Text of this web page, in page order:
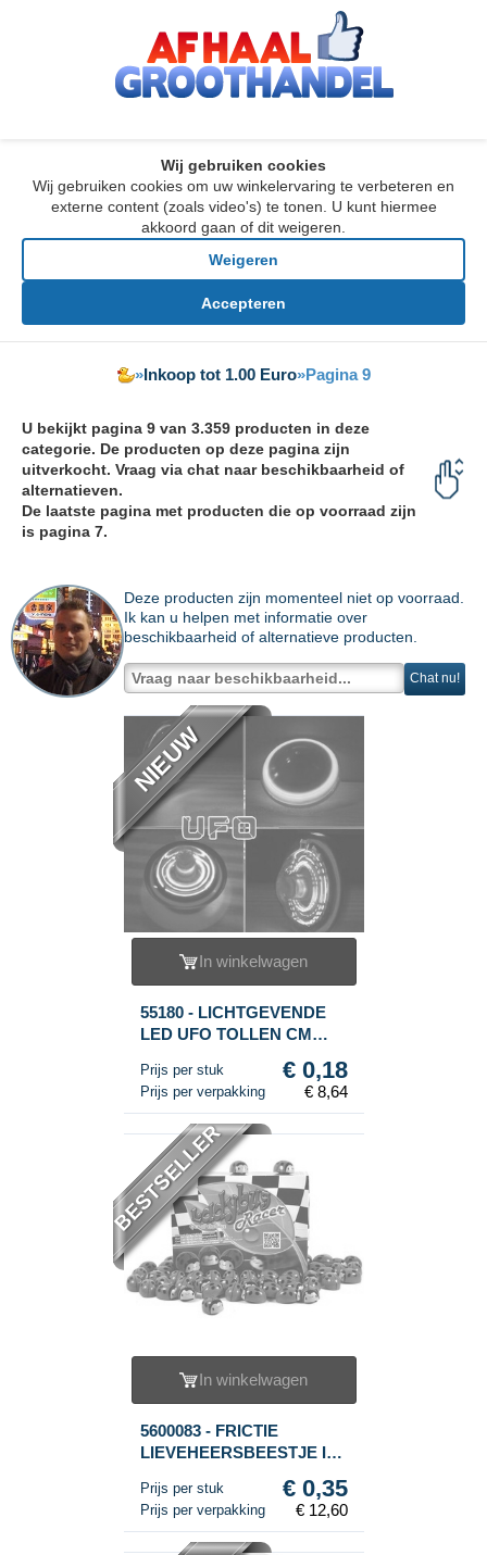
Wij gebruiken cookies
Wij gebruiken cookies om uw winkelervaring te verbeteren en
externe content (zoals video's) te tonen. U kunt hiermee
akkoord gaan of dit weigeren.
Weigeren
Accepteren
»Inkoop tot 1.00 Euro»Pagina 9
U bekijkt pagina 9 van 3.359 producten in deze
categorie. De producten op deze pagina zijn
uitverkocht. Vraag via chat naar beschikbaarheid of
alternatieven.
De laatste pagina met producten die op voorraad zijn
is pagina 7.
Deze producten zijn momenteel niet op voorraad.
Ik kan u helpen met informatie over
beschikbaarheid of alternatieve producten.
Chat nu!
NIEUW
In winkelwagen
55180 - LICHTGEVENDE
LED UFO TOLLEN CM
Prijs per stuk € 0,18
Prijs per verpakking € 8,64
BESTSELLER
In winkelwagen
5600083 - FRICTIE
LIEVEHEERSBEESTJE IN
Prijs per stuk € 0,35
Prijs per verpakking € 12,60